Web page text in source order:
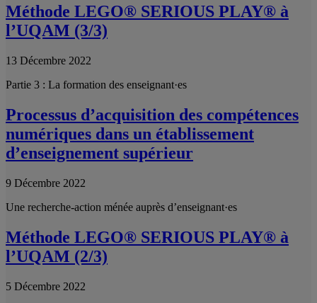
Méthode LEGO® SERIOUS PLAY® à
l’UQAM (3/3)
13 Décembre 2022
Partie 3 : La formation des enseignant·es
Processus d’acquisition des compétences
numériques dans un établissement
d’enseignement supérieur
9 Décembre 2022
Une recherche-action ménée auprès d’enseignant·es
Méthode LEGO® SERIOUS PLAY® à
l’UQAM (2/3)
5 Décembre 2022